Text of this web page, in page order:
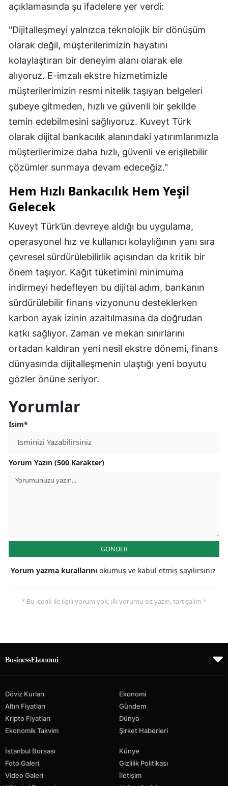
açıklamasında şu ifadelere yer verdi:
"Dijitalleşmeyi yalnızca teknolojik bir dönüşüm
olarak değil, müşterilerimizin hayatını
kolaylaştıran bir deneyim alanı olarak ele
alıyoruz. E-imzalı ekstre hizmetimizle
müşterilerimizin resmi nitelik taşıyan belgeleri
şubeye gitmeden, hızlı ve güvenli bir şekilde
temin edebilmesini sağlıyoruz. Kuveyt Türk
olarak dijital bankacılık alanındaki yatırımlarımızla
müşterilerimize daha hızlı, güvenli ve erişilebilir
çözümler sunmaya devam edeceğiz."
Hem Hızlı Bankacılık Hem Yeşil
Gelecek
Kuveyt Türk’ün devreye aldığı bu uygulama,
operasyonel hız ve kullanıcı kolaylığının yanı sıra
çevresel sürdürülebilirlik açısından da kritik bir
önem taşıyor. Kağıt tüketimini minimuma
indirmeyi hedefleyen bu dijital adım, bankanın
sürdürülebilir finans vizyonunu desteklerken
karbon ayak izinin azaltılmasına da doğrudan
katkı sağlıyor. Zaman ve mekan sınırlarını
ortadan kaldıran yeni nesil ekstre dönemi, finans
dünyasında dijitalleşmenin ulaştığı yeni boyutu
gözler önüne seriyor.
Yorumlar
İsim*
Yorum Yazın (500 Karakter)
GÖNDER
Yorum yazma kurallarını okumuş ve kabul etmiş sayılırsınız
* Bu içerik ile ilgili yorum yok, ilk yorumu siz yazın, tartışalım *
Döviz Kurları
Altın Fiyatları
Kripto Fiyatları
Ekonomik Takvim
Ekonomi
Gündem
Dünya
Şirket Haberleri
İstanbul Borsası
Foto Galeri
Video Galeri
Künye
Gizlilik Politikası
İletişim